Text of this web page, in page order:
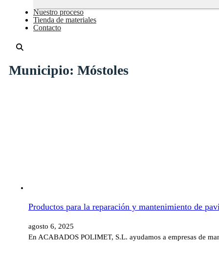
Nuestro proceso
Tienda de materiales
Contacto
Municipio: Móstoles
Productos para la reparación y mantenimiento de
agosto 6, 2025
En ACABADOS POLIMET, S.L. ayudamos a empresas de